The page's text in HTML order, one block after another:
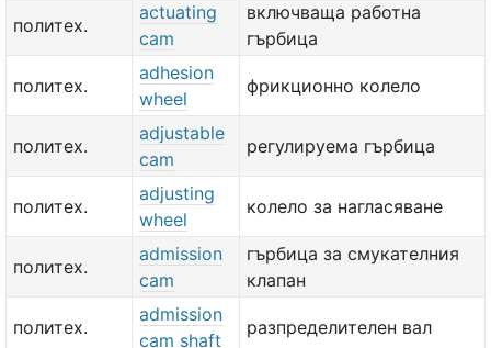
политех.
actuating
cam
включваща работна
гърбица
политех.
adhesion
wheel
фрикционно колело
политех.
adjustable
cam
регулируема гърбица
политех.
adjusting
wheel
колело за нагласяване
политех.
admission
cam
гърбица за смукателния
клапан
политех.
admission
cam shaft
разпределителен вал